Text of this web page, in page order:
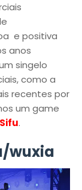
e positiva
anos
singelo
como a
recentes por
um game
Sifu.
wuxia